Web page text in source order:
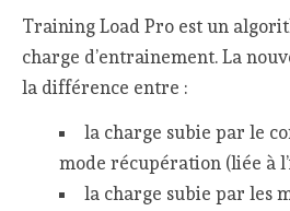
Training Load Pro est un
charge d’entrainement. La
la différence entre :
la charge subie par le
mode récupération (liée à
la charge subie par les